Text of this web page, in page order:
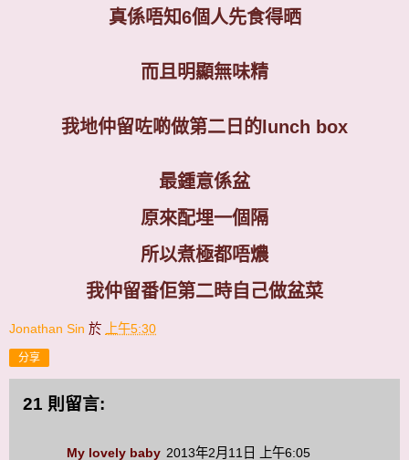
真係唔知6個人先食得晒
而且明顯無味精
我地仲留咗啲做第二日的 lunch box
最鍾意係盆
原來配埋一個隔
所以煮極都唔燶
我仲留番佢第二時自己做盆菜
Jonathan Sin 於 上午5:30
分享
21 則留言:
My lovely baby 2013年2月11日 上午6:05